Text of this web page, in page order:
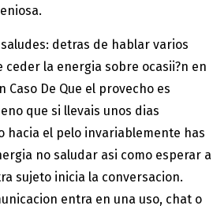
detras de hablar varios
ceder la energia sobre ocasii?n en
De Que el provecho es
que si llevais unos dias
hacia el pelo invariablemente has
no saludar asi­ como esperar a
sujeto inicia la conversacion.
entra en una uso, chat o